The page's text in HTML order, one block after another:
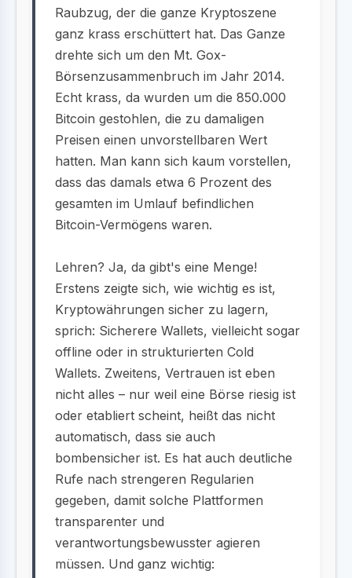
Raubzug, der die ganze Kryptoszene
ganz krass erschüttert hat. Das Ganze
drehte sich um den Mt. Gox-
Börsenzusammenbruch im Jahr 2014.
Echt krass, da wurden um die 850.000
Bitcoin gestohlen, die zu damaligen
Preisen einen unvorstellbaren Wert
hatten. Man kann sich kaum vorstellen,
dass das damals etwa 6 Prozent des
gesamten im Umlauf befindlichen
Bitcoin-Vermögens waren.
Lehren? Ja, da gibt's eine Menge!
Erstens zeigte sich, wie wichtig es ist,
Kryptowährungen sicher zu lagern,
sprich: Sicherere Wallets, vielleicht sogar
offline oder in strukturierten Cold
Wallets. Zweitens, Vertrauen ist eben
nicht alles – nur weil eine Börse riesig ist
oder etabliert scheint, heißt das nicht
automatisch, dass sie auch
bombensicher ist. Es hat auch deutliche
Rufe nach strengeren Regularien
gegeben, damit solche Plattformen
transparenter und
verantwortungsbewusster agieren
müssen. Und ganz wichtig: